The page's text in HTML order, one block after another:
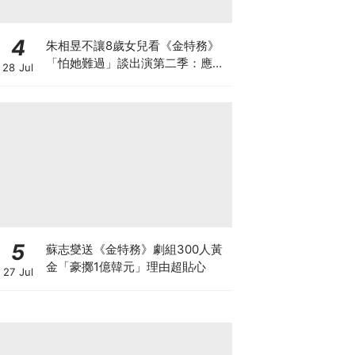
4
28 Jul
朱相昱不讓8歲女兒看《金特務》
「怕她難過」談出演第二季：應該
5
27 Jul
蘇志燮送《金特務》劇組300人黃
金「豪擲1億韓元」理由超貼心